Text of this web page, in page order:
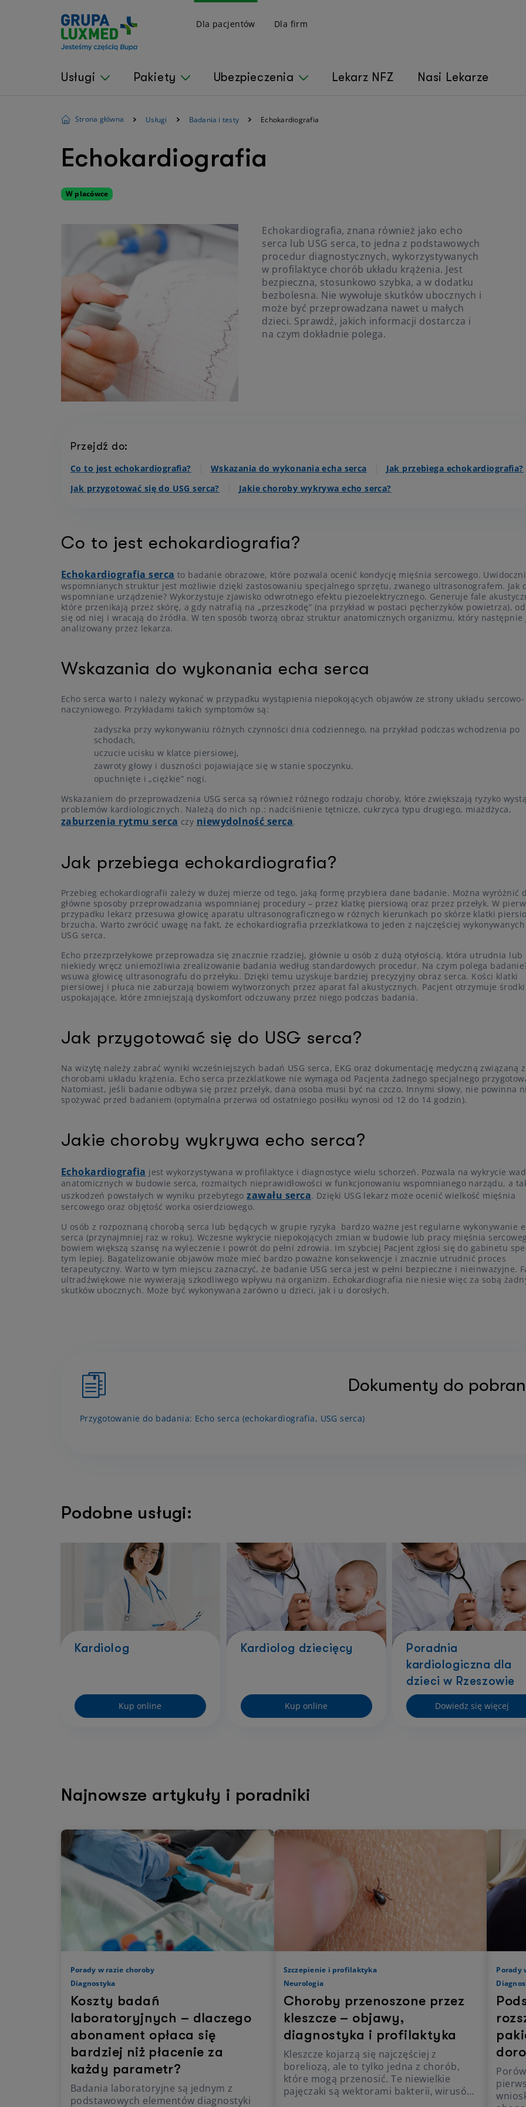
Dla pacjentów Dla firm
Usługi Pakiety Ubezpieczenia Lekarz NFZ Nasi Lekarze
Strona główna Usługi Badania i testy Echokardiografia
Echokardiografia
W placówce
Echokardiografia, znana również jako echo
serca lub USG serca, to jedna z podstawowych
procedur diagnostycznych, wykorzystywanych
w profilaktyce chorób układu krążenia. Jest
bezpieczna, stosunkowo szybka, a w dodatku
bezbolesna. Nie wywołuje skutków ubocznych i
może być przeprowadzana nawet u małych
dzieci. Sprawdź, jakich informacji dostarcza i
na czym dokładnie polega.
Przejdź do:
Co to jest echokardiografia? Wskazania do wykonania echa serca
Jak przebiega echokardiografia?
Jak przygotować się do USG serca?
Jakie choroby wykrywa echo serca?
Co to jest echokardiografia?
Echokardiografia serca to badanie obrazowe, które pozwala ocenić kondycję mięśnia sercowego.
wspomnianych struktur jest możliwie dzięki zastosowaniu specjalnego sprzętu, zwanego ultrasonografem. Jak
wspomniane urządzenie? Wykorzystuje zjawisko odwrotnego efektu piezoelektrycznego. Generuje fale
które przenikają przez skórę, a gdy natrafią na „przeszkodę” (na przykład w postaci pęcherzyków powietrza),
się od niej i wracają do źródła. W ten sposób tworzą obraz struktur anatomicznych organizmu, który następnie
analizowany przez lekarza.
Wskazania do wykonania echa serca
Echo serca warto i należy wykonać w przypadku wystąpienia niepokojących objawów ze strony układu sercowo-
naczyniowego. Przykładami takich symptomów są:
zadyszka przy wykonywaniu różnych czynności dnia codziennego, na przykład podczas wchodzenia po
schodach,
uczucie ucisku w klatce piersiowej,
zawroty głowy i duszności pojawiające się w stanie spoczynku,
opuchnięte i „ciężkie” nogi.
Wskazaniem do przeprowadzenia USG serca są również różnego rodzaju choroby, które zwiększają ryzyko
problemów kardiologicznych. Należą do nich np.: nadciśnienie tętnicze, cukrzyca typu drugiego, miażdżyca,
zaburzenia rytmu serca czy niewydolność serca.
Jak przebiega echokardiografia?
Przebieg echokardiografii zależy w dużej mierze od tego, jaką formę przybiera dane badanie. Można wyróżnić
główne sposoby przeprowadzania wspomnianej procedury – przez klatkę piersiową oraz przez przełyk. W
przypadku lekarz przesuwa głowicę aparatu ultrasonograficznego w różnych kierunkach po skórze klatki
brzucha. Warto zwrócić uwagę na fakt, że echokardiografia przezklatkowa to jeden z najczęściej
USG serca.
Echo przezprzełykowe przeprowadza się znacznie rzadziej, głównie u osób z dużą otyłością, która utrudnia lub
niekiedy wręcz uniemożliwia zrealizowanie badania według standardowych procedur. Na czym polega
wsuwa głowicę ultrasonografu do przełyku. Dzięki temu uzyskuje bardziej precyzyjny obraz serca. Kości klatki
piersiowej i płuca nie zaburzają bowiem wytworzonych przez aparat fal akustycznych. Pacjent otrzymuje środki
uspokajające, które zmniejszają dyskomfort odczuwany przez niego podczas badania.
Jak przygotować się do USG serca?
Na wizytę należy zabrać wyniki wcześniejszych badań USG serca, EKG oraz dokumentację medyczną związaną z
chorobami układu krążenia. Echo serca przezklatkowe nie wymaga od Pacjenta żadnego specjalnego
Natomiast, jeśli badanie odbywa się przez przełyk, dana osoba musi być na czczo. Innymi słowy, nie powinna
spożywać przed badaniem (optymalna przerwa od ostatniego posiłku wynosi od 12 do 14 godzin).
Jakie choroby wykrywa echo serca?
Echokardiografia jest wykorzystywana w profilaktyce i diagnostyce wielu schorzeń. Pozwala na wykrycie wad
anatomicznych w budowie serca, rozmaitych nieprawidłowości w funkcjonowaniu wspomnianego narządu, a
uszkodzeń powstałych w wyniku przebytegozawału serca. Dzięki USG lekarz może ocenić wielkość mięśnia
sercowego oraz objętość worka osierdziowego.
U osób z rozpoznaną chorobą serca lub będących w grupie ryzyka bardzo ważne jest regularne wykonywanie
serca (przynajmniej raz w roku). Wczesne wykrycie niepokojących zmian w budowie lub pracy mięśnia
bowiem większą szansę na wyleczenie i powrót do pełni zdrowia. Im szybciej Pacjent zgłosi się do gabinetu
tym lepiej. Bagatelizowanie objawów może mieć bardzo poważne konsekwencje i znacznie utrudnić proces
terapeutyczny. Warto w tym miejscu zaznaczyć, że badanie USG serca jest w pełni bezpieczne i nieinwazyjne.
ultradźwiękowe nie wywierają szkodliwego wpływu na organizm. Echokardiografia nie niesie więc za sobą
skutków ubocznych. Może być wykonywana zarówno u dzieci, jak i u dorosłych.
Dokumenty do
Przygotowanie do badania: Echo serca (echokardiografia, USG serca)
Podobne usługi:
Kardiolog
Kup online
Kardiolog dziecięcy
Kup online
Poradnia
kardiologiczna dla
dzieci w Rzeszowie
Dowiedz się więcej
Najnowsze artykuły i poradniki
Porady w razie choroby
Diagnostyka
Koszty badań
laboratoryjnych – dlaczego
abonament opłaca się
bardziej niż płacenie za
każdy parametr?
Badania laboratoryjne są jednym z
podstawowych elementów diagnostyki
Szczepienie i profilaktyka
Neurologia
Choroby przenoszone przez
kleszcze – objawy,
diagnostyka i profilaktyka
Kleszcze kojarzą się najczęściej z
boreliozą, ale to tylko jedna z chorób,
które mogą przenosić. Te niewielkie
pajęczaki są wektorami bakterii, wirusów
Porady